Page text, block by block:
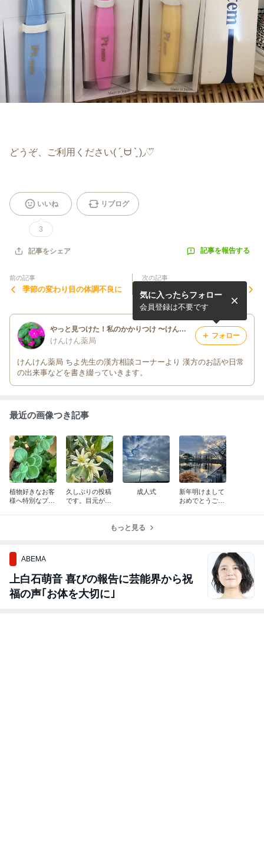
どうぞ、ご利用ください( ´͈ ᗨ `͈ )◞♡⃛
いいね
3
リブログ
記事をシェア 記事を報告する
前の記事
季節の変わり目の体調不良に
次の記事
夏の疲れは秋風と共にやって
くる
やっと見つけた！私のかかりつけ 〜けんけん薬局〜
けんけん薬局
けんけん薬局 ちよ先生の漢方相談コーナーより 漢方のお話や日常
の出来事などを書き綴っていきます。
気に入ったらフォロー
会員登録は不要です
フォロー
最近の画像つき記事
植物好きなお客
様へ特別なプレ
久しぶりの投稿
です。目元が重
成人式
新年明けまして
おめでとうござ
もっと見る
ABEMA
上白石萌音 喜びの報告に芸能界から祝
福の声｢お体を大切に｣